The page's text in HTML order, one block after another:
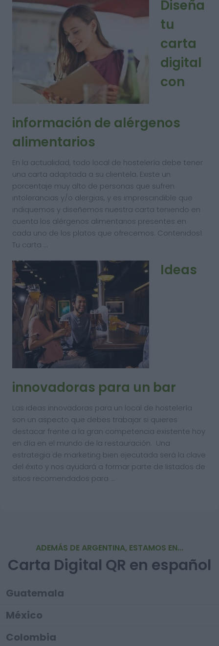
Diseña
tu
carta
digital
con
información de alérgenos
alimentarios
En la actualidad, todo local de hostelería debe tener
una carta adaptada a su clientela. Existe un
porcentaje muy alto de personas que sufren
intolerancias y/o alergias, y es imprescindible que
indiquemos y diseñemos nuestra carta teniendo en
cuenta los alérgenos alimentarios presentes en
cada uno de los platos que ofrecemos. Contenidos1
Tu carta …
Ideas
innovadoras para un bar
Las ideas innovadoras para un local de hostelería
son un aspecto que debes trabajar si quieres
destacar frente a la gran competencia existente hoy
en día en el mundo de la restauración. Una
estrategia de marketing bien ejecutada será la clave
del éxito y nos ayudará a formar parte de listados de
sitios recomendados para …
ADEMÁS DE ARGENTINA, ESTAMOS EN...
Carta Digital QR en español
Guatemala
México
Colombia